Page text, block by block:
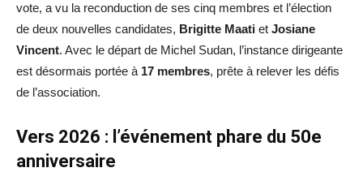
vote, a vu la reconduction de ses cinq membres et l’élection
de deux nouvelles candidates, Brigitte Maati et Josiane
Vincent. Avec le départ de Michel Sudan, l’instance dirigeante
est désormais portée à 17 membres, prête à relever les défis
de l’association.
Vers 2026 : l’événement phare du 50e
anniversaire